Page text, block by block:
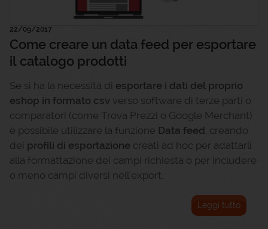
22/09/2017
Come creare un data feed per esportare
il catalogo prodotti
Se si ha la necessità di esportare i dati del proprio
eshop in formato csv verso software di terze parti o
comparatori (come Trova Prezzi o Google Merchant)
è possibile utilizzare la funzione Data feed , creando
dei profili di esportazione creati ad hoc per adattarli
alla formattazione dei campi richiesta o per includere
o meno campi diversi nell'export.
Leggi tutto